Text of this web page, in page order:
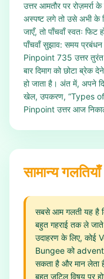
उत्तर आमतौर पर रोज़मर्रा
अस्पष्ट लगे तो उसे अभी के
जाएँ, तो पाँचवाँ स्वतः
पाँचवाँ सुझाव: समय
Pinpoint 735 उत्तर
बार दिमाग को छोटा
हो जाता है। अंत में, अपने
खेल, उपकरण, “Types of
Pinpoint उत्तर आज
सामान्य गलतियाँ
सबसे आम गलती यह है
बहुत गहराई तक ले
उदाहरण के लिए, कोई
Bungee को
सकता है और मान लेता
बहुत जटिल विषय पर